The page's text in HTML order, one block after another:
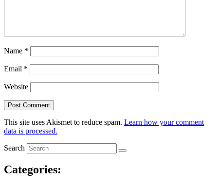
Name *
Email *
Website
This site uses Akismet to reduce spam. Learn how your comment
data is processed.
Search
Categories: